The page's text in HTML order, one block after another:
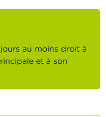
au moins droit à
et à son